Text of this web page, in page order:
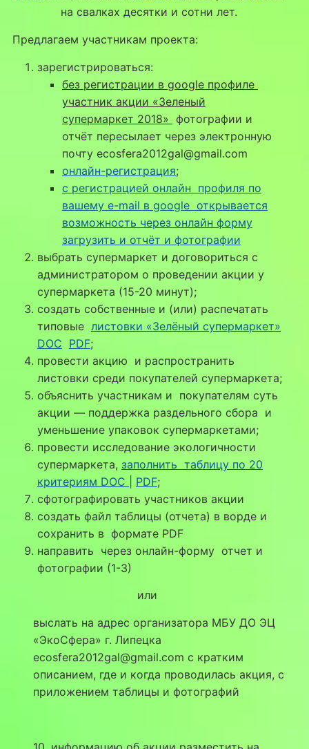
на свалках десятки и сотни лет.
Предлагаем участникам проекта:
зарегистрироваться:
без регистрации в google профиле
участник акции «Зеленый
супермаркет 2018» фотографии и
отчёт пересылает через электронную
почту ecosfera2012gal@gmail.com
онлайн-регистрация;
с регистрацией онлайн профиля по
вашему e-mail в google открывается
возможность через онлайн форму
загрузить и отчёт и фотографии
выбрать супермаркет и договориться с
администратором о проведении акции у
супермаркета (15-20 минут);
создать собственные и (или) распечатать
типовые листовки «Зелёный супермаркет»
DOC PDF;
провести акцию и распространить
листовки среди покупателей супермаркета;
объяснить участникам и покупателям суть
акции — поддержка раздельного сбора и
уменьшение упаковок супермаркетами;
провести исследование экологичности
супермаркета, заполнить таблицу по 20
критериям DOC |
PDF;
сфотографировать участников акции
создать файл таблицы (отчета) в ворде и
сохранить в формате PDF
направить через онлайн-форму отчет и
фотографии (1-3)
или
выслать на адрес организатора МБУ ДО ЭЦ
«ЭкоСфера» г. Липецка
ecosfera2012gal@gmail.com с кратким
описанием, где и когда проводилась акция, с
приложением таблицы и фотографий